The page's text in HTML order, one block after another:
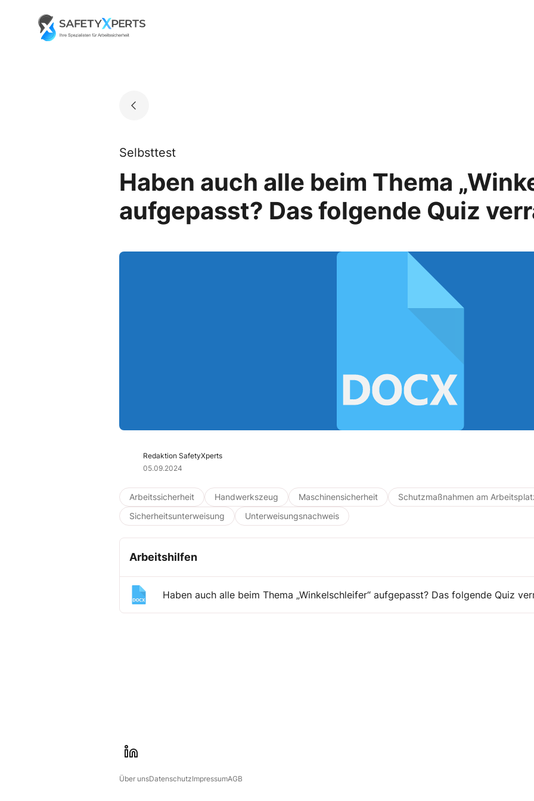
Go to landing page.
Selbsttest
Haben auch alle beim Thema
aufgepasst? Das folgende Quiz
Redaktion SafetyXperts
05.09.2024
Arbeitssicherheit Handwerkszeug Maschinensicherheit Schutzmaßnahmen am
Sicherheitsunterweisung
Unterweisungsnachweis
Arbeitshilfen
Haben auch alle beim Thema „Winkelschleifer“ aufgepasst? Das folgende Quiz
i
Über unsDatenschutzImpressumAGB